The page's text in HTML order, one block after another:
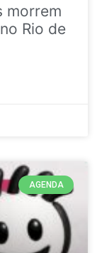
morrem
Rio de
AGENDA